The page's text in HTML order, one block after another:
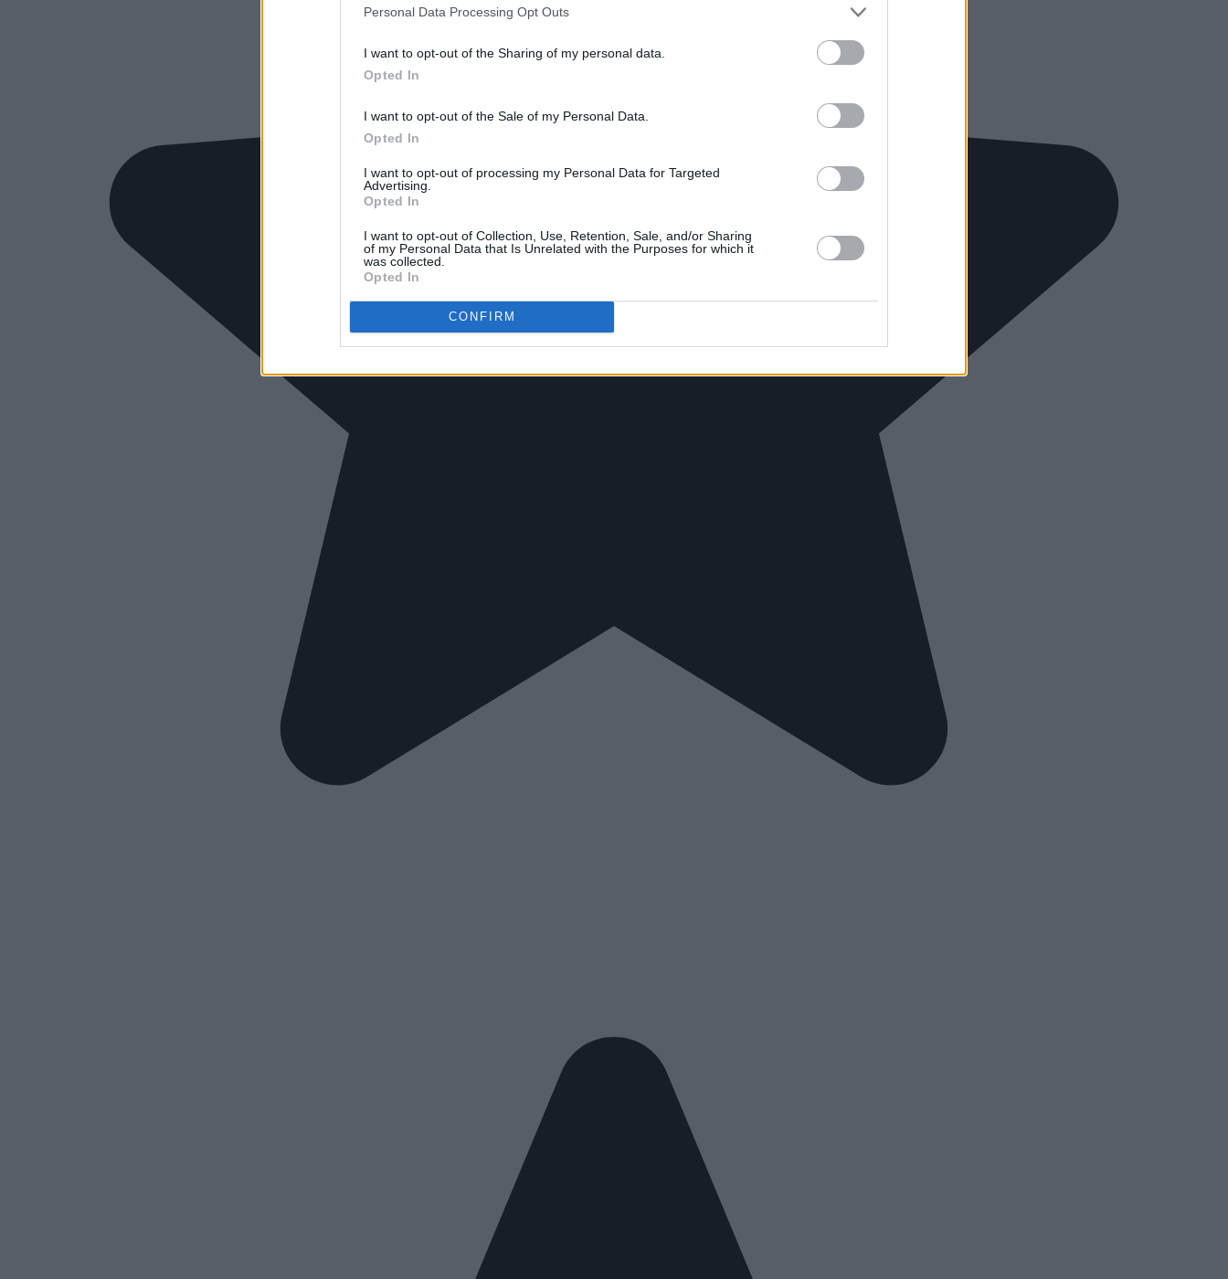
Personal Data Processing Opt Outs
I want to opt-out of the Sharing of my personal data.
Opted In
I want to opt-out of the Sale of my Personal Data.
Opted In
I want to opt-out of processing my Personal Data for Targeted
Advertising.
Opted In
I want to opt-out of Collection, Use, Retention, Sale, and/or Sharing
of my Personal Data that Is Unrelated with the Purposes for which it
was collected.
Opted In
CONFIRM